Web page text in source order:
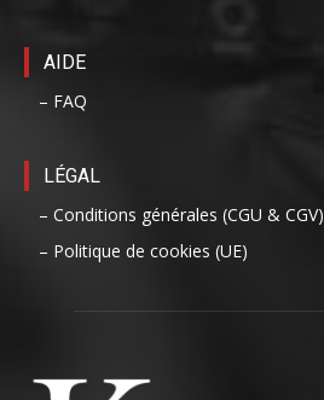
AIDE
– FAQ
LÉGAL
– Conditions générales (CGU & CGV)
– Politique de cookies (UE)